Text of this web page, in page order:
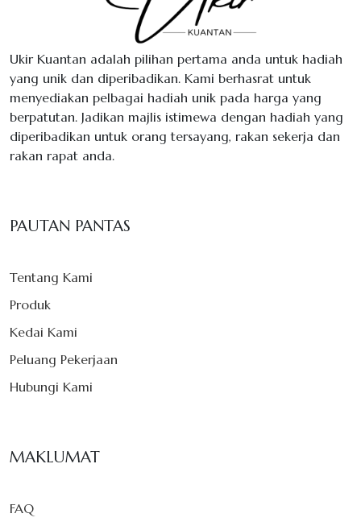
Ukir Kuantan adalah pilihan pertama anda untuk hadiah
yang unik dan diperibadikan. Kami berhasrat untuk
menyediakan pelbagai hadiah unik pada harga yang
berpatutan. Jadikan majlis istimewa dengan hadiah yang
diperibadikan untuk orang tersayang, rakan sekerja dan
rakan rapat anda.
PAUTAN PANTAS
Tentang Kami
Produk
Kedai Kami
Peluang Pekerjaan
Hubungi Kami
MAKLUMAT
FAQ